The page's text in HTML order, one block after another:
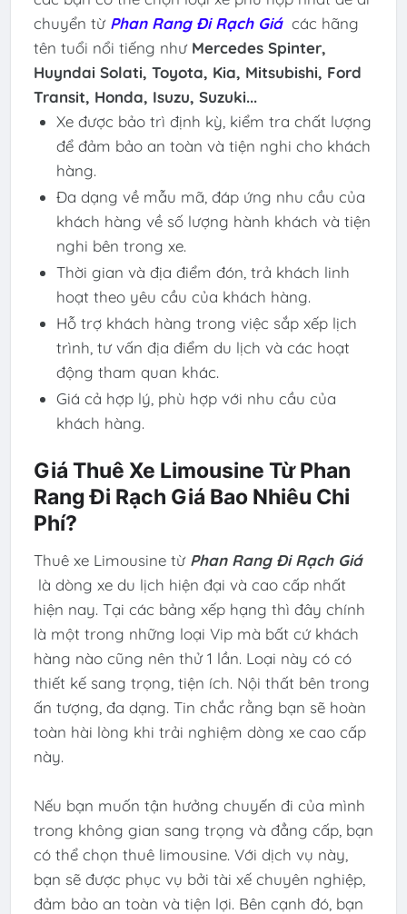
chuyển từ Phan Rang Đi Rạch Giá các hãng
tên tuổi nổi tiếng như Mercedes Spinter,
Huyndai Solati, Toyota, Kia, Mitsubishi, Ford
Transit, Honda, Isuzu, Suzuki...
Xe được bảo trì định kỳ, kiểm tra chất lượng
để đảm bảo an toàn và tiện nghi cho khách
hàng.
Đa dạng về mẫu mã, đáp ứng nhu cầu của
khách hàng về số lượng hành khách và tiện
nghi bên trong xe.
Thời gian và địa điểm đón, trả khách linh
hoạt theo yêu cầu của khách hàng.
Hỗ trợ khách hàng trong việc sắp xếp lịch
trình, tư vấn địa điểm du lịch và các hoạt
động tham quan khác.
Giá cả hợp lý, phù hợp với nhu cầu của
khách hàng.
Giá Thuê Xe Limousine Từ Phan
Rang Đi Rạch Giá Bao Nhiêu Chi
Phí?
Thuê xe Limousine từ Phan Rang Đi Rạch Giá
là dòng xe du lịch hiện đại và cao cấp nhất
hiện nay. Tại các bảng xếp hạng thì đây chính
là một trong những loại Vip mà bất cứ khách
hàng nào cũng nên thử 1 lần. Loại này có có
thiết kế sang trọng, tiện ích. Nội thất bên trong
ấn tượng, đa dạng. Tin chắc rằng bạn sẽ hoàn
toàn hài lòng khi trải nghiệm dòng xe cao cấp
này.
Nếu bạn muốn tận hưởng chuyến đi của mình
trong không gian sang trọng và đẳng cấp, bạn
có thể chọn thuê limousine. Với dịch vụ này,
bạn sẽ được phục vụ bởi tài xế chuyên nghiệp,
đảm bảo an toàn và tiện lợi. Bên cạnh đó, bạn